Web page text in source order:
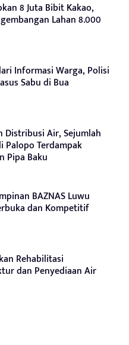
8 Juta Bibit Kakao,
Lahan 8.000
Informasi Warga, Polisi
Sabu di Bua
Distribusi Air, Sejumlah
Palopo Terdampak
Pipa Baku
BAZNAS Luwu
dan Kompetitif
Rehabilitasi
dan Penyediaan Air